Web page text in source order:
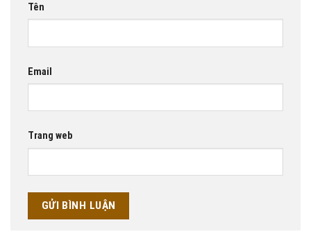
Tên
Email
Trang web